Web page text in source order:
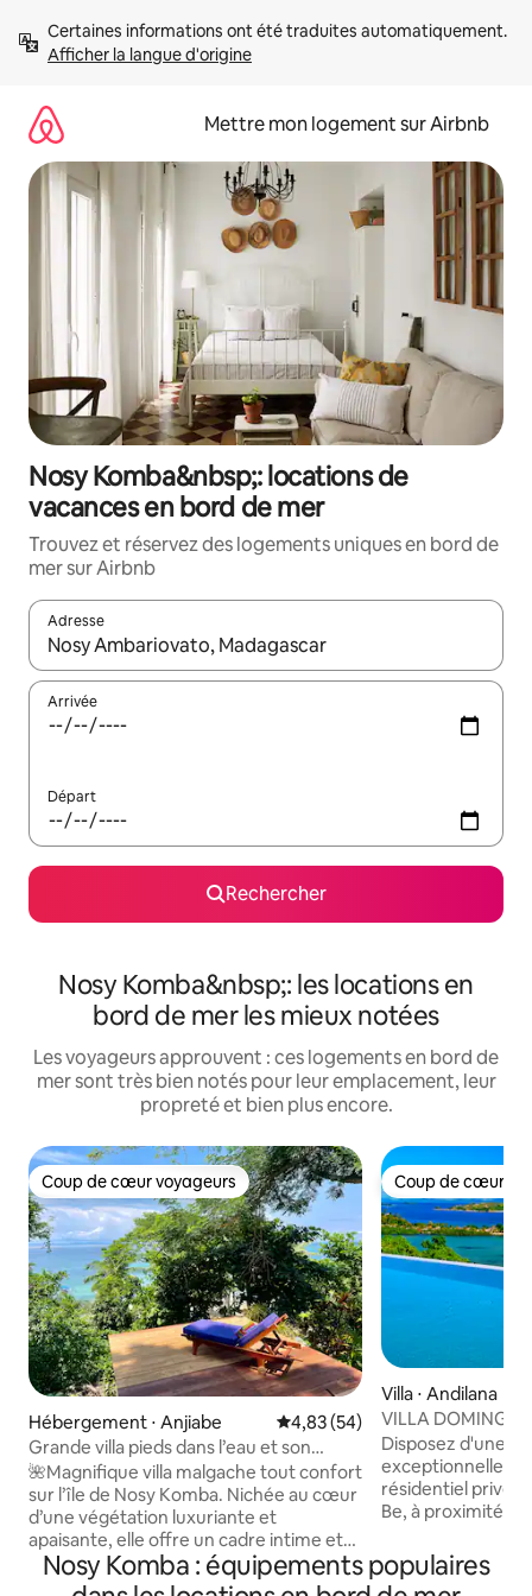
directement
Afficher la langue d'origine
Mettre mon logement sur Airbnb
Nosy Komba&nbsp;: locations de
vacances en bord de mer
Trouvez et réservez des logements uniques en bord de
mer sur Airbnb
Adresse
Lorsque les résultats s'affichent, utilisez les flèches vers le
Arrivée
Départ
Rechercher
Nosy Komba&nbsp;: les locations en
bord de mer les mieux notées
Les voyageurs approuvent : ces logements en bord de
mer sont très bien notés pour leur emplacement, leur
propreté et bien plus encore.
Coup de cœur voyageurs
Coup de cœur voyageurs
Hébergement ⋅ Anjiabe Évaluation moyenne sur la
4,83 (54)
Grande villa pieds dans l’eau et son
bungalow
🌺Magnifique villa malgache tout confort
sur l’île de Nosy Komba. Nichée au cœur
d’une végétation luxuriante et
apaisante, elle offre un cadre intime et
authentique. Un bungalow annexe avec
une salle de bain complète l’ensemble,
Coup de cœur
Coup de cœur
Villa ⋅ Andilana
VILLA DOMINGO
panoramique
Disposez d'une
exceptionnelle
résidentiel privé
Be, à proximité
cadre idyllique de
séjour inoubliable
Nosy Komba : équipements populaires